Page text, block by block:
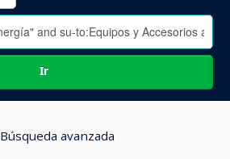
Ir
Búsqueda avanzada